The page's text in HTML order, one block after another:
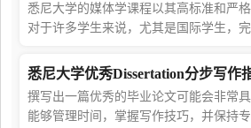
悉尼大学的媒体学课程以其高标准和严
对于许多学生来说，尤其是国际学生，
了一些论文写作辅导服务来帮助大家。
悉尼大学优秀Dissertation分步写作
撰写出一篇优秀的毕业论文可能会非常
能够管理时间，掌握写作技巧，并保持